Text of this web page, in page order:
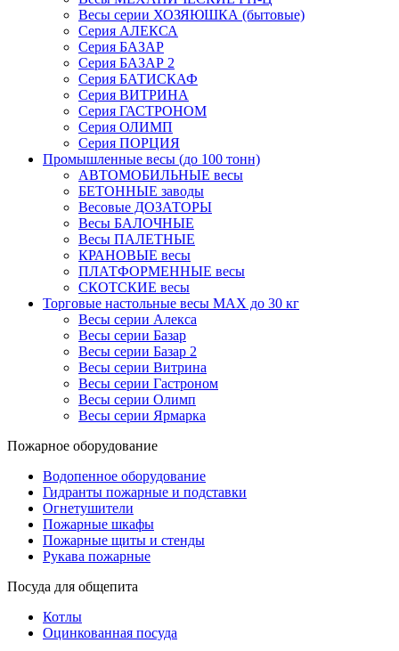
Весы серии ХОЗЯЮШКА (бытовые)
Серия АЛЕКСА
Серия БАЗАР
Серия БАЗАР 2
Серия БАТИСКАФ
Серия ВИТРИНА
Серия ГАСТРОНОМ
Серия ОЛИМП
Серия ПОРЦИЯ
Промышленные весы (до 100 тонн)
АВТОМОБИЛЬНЫЕ весы
БЕТОННЫЕ заводы
Весовые ДОЗАТОРЫ
Весы БАЛОЧНЫЕ
Весы ПАЛЕТНЫЕ
КРАНОВЫЕ весы
ПЛАТФОРМЕННЫЕ весы
СКОТСКИЕ весы
Торговые настольные весы MAX до 30 кг
Весы серии Алекса
Весы серии Базар
Весы серии Базар 2
Весы серии Витрина
Весы серии Гастроном
Весы серии Олимп
Весы серии Ярмарка
Пожарное оборудование
Водопенное оборудование
Гидранты пожарные и подставки
Огнетушители
Пожарные шкафы
Пожарные щиты и стенды
Рукава пожарные
Посуда для общепита
Котлы
Оцинкованная посуда